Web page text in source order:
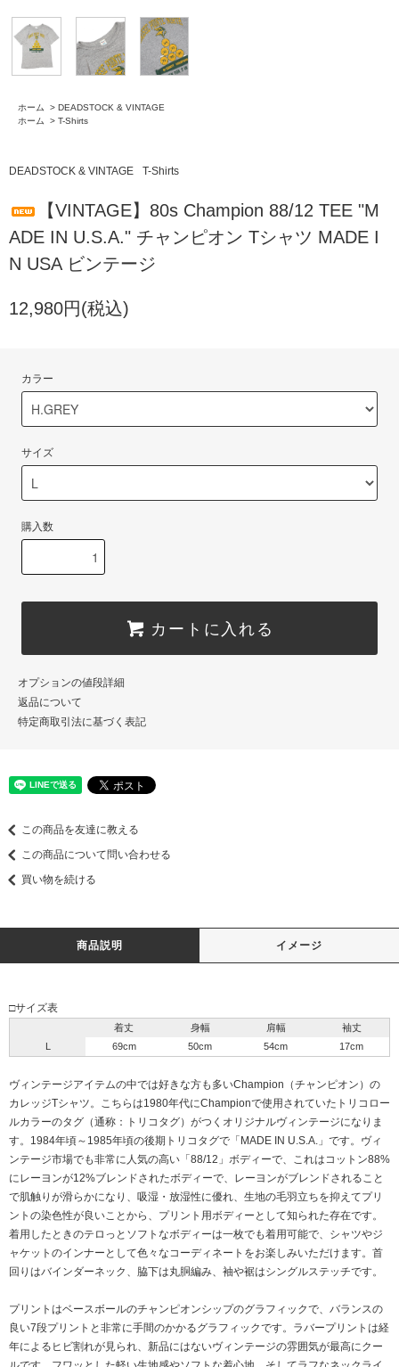
ホーム > DEADSTOCK & VINTAGE
ホーム
> T-Shirts
DEADSTOCK & VINTAGE T-Shirts
【VINTAGE】80s Champion 88/12 TEE "M
ADE IN U.S.A." チャンピオン Tシャツ MADE I
N USA ビンテージ
12,980円(税込)
カラー
サイズ
購入数
カートに入れる
オプションの値段詳細
返品について
特定商取引法に基づく表記
この商品を友達に教える
この商品について問い合わせる
買い物を続ける
商品説明 イメージ
□サイズ表
着丈 身幅 肩幅
袖丈
L
69cm 50cm 54cm 17cm
ヴィンテージアイテムの中では好きな方も多いChampion（チャンピオン）の
カレッジTシャツ。こちらは1980年代にChampionで使用されていたトリコロー
ルカラーのタグ（通称：トリコタグ）がつくオリジナルヴィンテージになりま
す。1984年頃～1985年頃の後期トリコタグで「MADE IN U.S.A.」です。ヴィ
ンテージ市場でも非常に人気の高い「88/12」ボディーで、これはコットン88%
にレーヨンが12%ブレンドされたボディーで、レーヨンがブレンドされること
で肌触りが滑らかになり、吸湿・放湿性に優れ、生地の毛羽立ちを抑えてプリ
ントの染色性が良いことから、プリント用ボディーとして知られた存在です。
着用したときのテロっとソフトなボディーは一枚でも着用可能で、シャツやジ
ャケットのインナーとして色々なコーディネートをお楽しみいただけます。首
回りはバインダーネック、脇下は丸胴編み、袖や裾はシングルステッチです。
プリントはベースボールのチャンピオンシップのグラフィックで、バランスの
良い7段プリントと非常に手間のかかるグラフィックです。ラバープリントは経
年によるヒビ割れが見られ、新品にはないヴィンテージの雰囲気が最高にクー